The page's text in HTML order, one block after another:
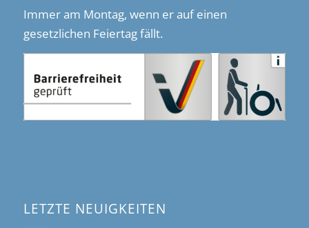
Immer am Montag, wenn er auf einen
gesetzlichen Feiertag fällt.
LETZTE NEUIGKEITEN